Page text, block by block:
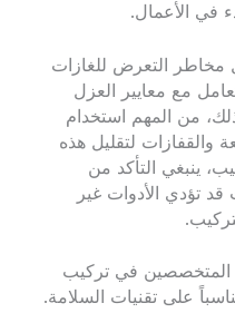
في الأعمال.
مخاطر التعرض للغازات
مع معايير العزل
من المهم استخدام
والقفازات لتقليل هذه
ينبغي التأكد من
تؤدي الأدوات غير
المتخصصين في تركيب
على تقنيات السلامة.